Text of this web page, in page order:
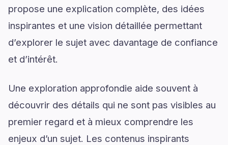
propose une explication complète, des idées
inspirantes et une vision détaillée permettant
d’explorer le sujet avec davantage de confiance
et d’intérêt.
Une exploration approfondie aide souvent à
découvrir des détails qui ne sont pas visibles au
premier regard et à mieux comprendre les
enjeux d’un sujet. Les contenus inspirants